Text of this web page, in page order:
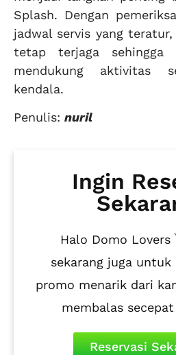
Splash. Dengan
jadwal servis yang
tetap terjaga
mendukung aktivitas
kendala.
Penulis: nuril
Ingin
Halo Domo Lovers
sekarang juga untuk
promo menarik dari
membalas
Reservasi